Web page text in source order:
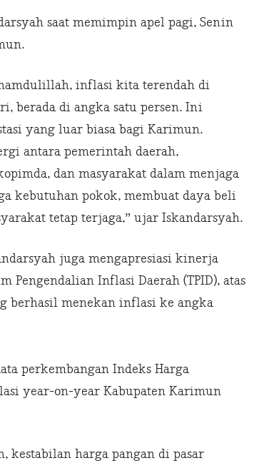
saat memimpin apel pagi, Senin
inflasi kita terendah di
berada di angka satu persen. Ini
yang luar biasa bagi Karimun.
antara pemerintah daerah,
dan masyarakat dalam menjaga
kebutuhan pokok, membuat daya beli
tetap terjaga,” ujar Iskandarsyah.
juga mengapresiasi kinerja
Pengendalian Inflasi Daerah (TPID), atas
berhasil menekan inflasi ke angka
perkembangan Indeks Harga
year-on-year Kabupaten Karimun
kestabilan harga pangan di pasar